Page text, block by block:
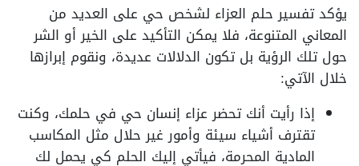
يؤكد تفسير حلم العزاء لشخص حي على العديد من
المعاني المتنوعة، فلا يمكن التأكيد على الخير أو الشر
حول تلك الرؤية بل تكون الدلالات عديدة، ونقوم إبرازها
خلال الآتي:
إذا رأيت أنك تحضر عزاء إنسان حي في حلمك، وكنت
تقترف أشياء سيئة وأمور غير حلال مثل المكاسب
المادية المحرمة، فيأتي إليك الحلم كي يحمل لك